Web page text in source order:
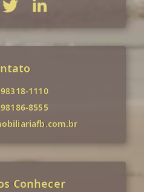
1110
8555
Conhecer